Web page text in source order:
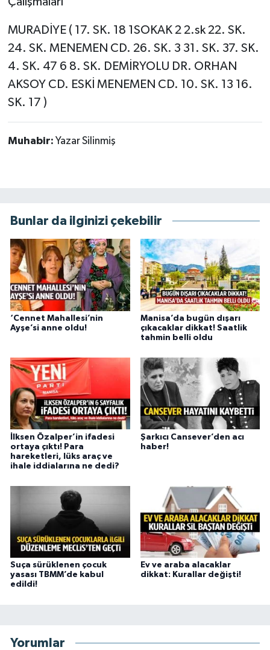
MURADİYE ( 17. SK. 18 1SOKAK 2 2.sk 22. SK.
24. SK. MENEMEN CD. 26. SK. 3 31. SK. 37. SK.
4. SK. 47 6 8. SK. DEMİRYOLU DR. ORHAN
AKSOY CD. ESKİ MENEMEN CD. 10. SK. 13 16.
SK. 17 )
Muhabir: Yazar Silinmiş
Bunlar da ilginizi çekebilir
‘Cennet Mahallesi’nin
Ayşe’si anne oldu!
Manisa’da bugün dışarı
çıkacaklar dikkat! Saatlik
tahmin belli oldu
İlksen Özalper’in ifadesi
ortaya çıktı! Para
hareketleri, lüks araç ve
ihale iddialarına ne dedi?
Şarkıcı Cansever’den acı
haber!
Suça sürüklenen çocuk
yasası TBMM’de kabul
edildi!
Ev ve araba alacaklar
dikkat: Kurallar değişti!
Yorumlar